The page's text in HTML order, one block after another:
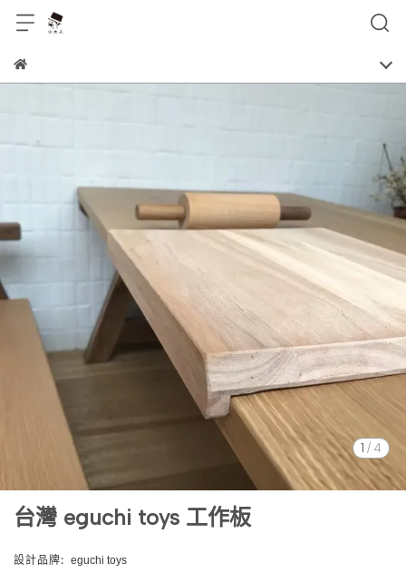
1 / 4
台灣 eguchi toys 工作板
設計品牌: eguchi toys